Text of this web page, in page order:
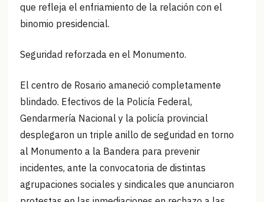
que refleja el enfriamiento de la relación con el
binomio presidencial.
Seguridad reforzada en el Monumento.
El centro de Rosario amaneció completamente
blindado. Efectivos de la Policía Federal,
Gendarmería Nacional y la policía provincial
desplegaron un triple anillo de seguridad en torno
al Monumento a la Bandera para prevenir
incidentes, ante la convocatoria de distintas
agrupaciones sociales y sindicales que anunciaron